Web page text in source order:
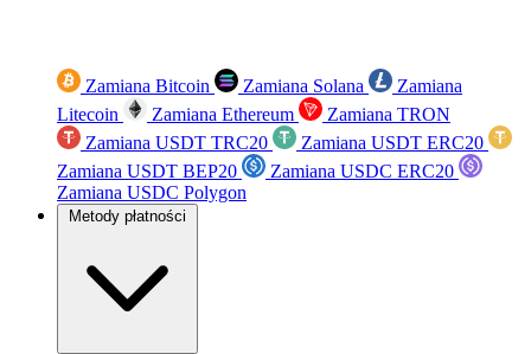
Zamiana Bitcoin Zamiana Solana
Zamiana
Litecoin
Zamiana Ethereum
Zamiana TRON
Zamiana USDT TRC20
Zamiana USDT ERC20
Zamiana USDT BEP20
Zamiana USDC ERC20
Zamiana USDC Polygon
Metody płatności